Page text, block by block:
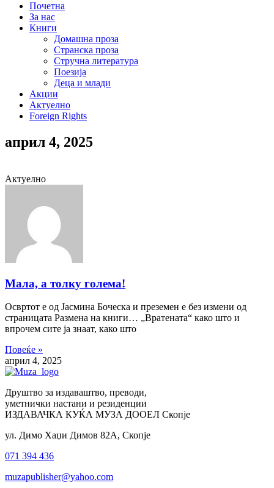
Почетна
За нас
Книги
Домашна проза
Странска проза
Стручна литература
Поезија
Деца и млади
Акции
Актуелно
Foreign Rights
април 4, 2025
Актуелно
Мала, а толку голема!
Освртот е од Јасмина Боческа и преземен е без измени од
страницата Размена на книги… „Вратената“ како што и
впрочем сите ја знаат, како што
Повеќе »
април 4, 2025
Друштво за издаваштво, преводи,
уметнички настани и резиденции
ИЗДАВАЧКА КУЌА МУЗА ДООЕЛ Скопје
ул. Димо Хаџи Димов 82А, Скопје
071 394 436
muzapublisher@yahoo.com